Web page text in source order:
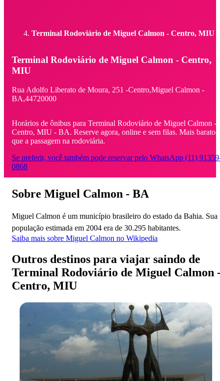
Terminal Rodoviário de Miguel Calmon - Centro, MIU
Terminal Rodoviário de Miguel Calmon - Centro,
MIU
Rua Adolfo Liberato de Moura, 251 -Centro,Miguel Calmon -
BA,44720000
Horários de ônibus para Terminal Rodoviário de Miguel Calmon -
Centro, MIU - BA. Reserve agora, online e sem filas. Mais barato
que a passagem na rodoviária.
Se preferir, você também pode reservar pelo WhatsApp (11)
0868
Sobre Miguel Calmon - BA
Miguel Calmon é um município brasileiro do estado da Bahia. Sua
população estimada em 2004 era de 30.295 habitantes.
Saiba mais sobre Miguel Calmon no Wikipedia
Outros destinos para viajar saindo de
Terminal Rodoviário de Miguel Calmon
Centro, MIU